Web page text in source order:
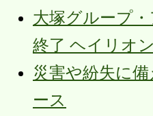
大塚グループ
終了 ヘイリオ
災害や紛失に
ース